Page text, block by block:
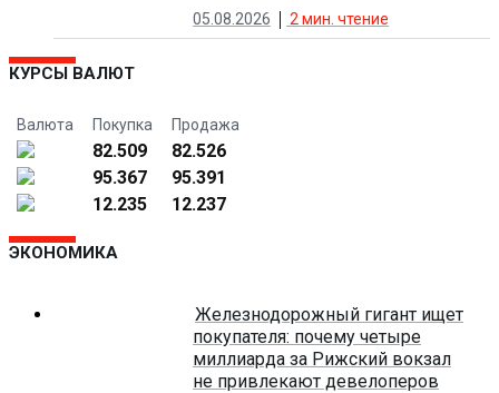
05.08.2026 2 мин. чтение
КУРСЫ ВАЛЮТ
Валюта Покупка Продажа
82.509
82.526
95.367
95.391
12.235
12.237
ЭКОНОМИКА
Железнодорожный гигант ищет
покупателя: почему четыре
миллиарда за Рижский вокзал
не привлекают девелоперов